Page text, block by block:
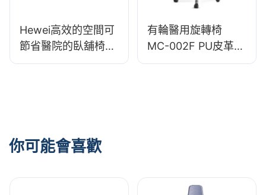
Hewei高效的空間可
節省醫院的臥舖椅，
帶PU材料
有輪醫用旋轉椅
MC-002F PU皮革泡
棉坐墊 易清潔設計
你可能會喜歡